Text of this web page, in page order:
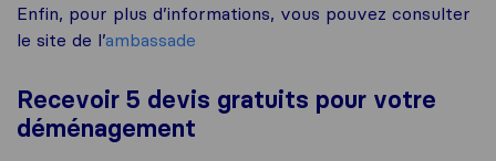
Enfin, pour plus d’informations, vous pouvez consulter
le site de l’ambassade
Recevoir 5 devis gratuits pour votre
déménagement